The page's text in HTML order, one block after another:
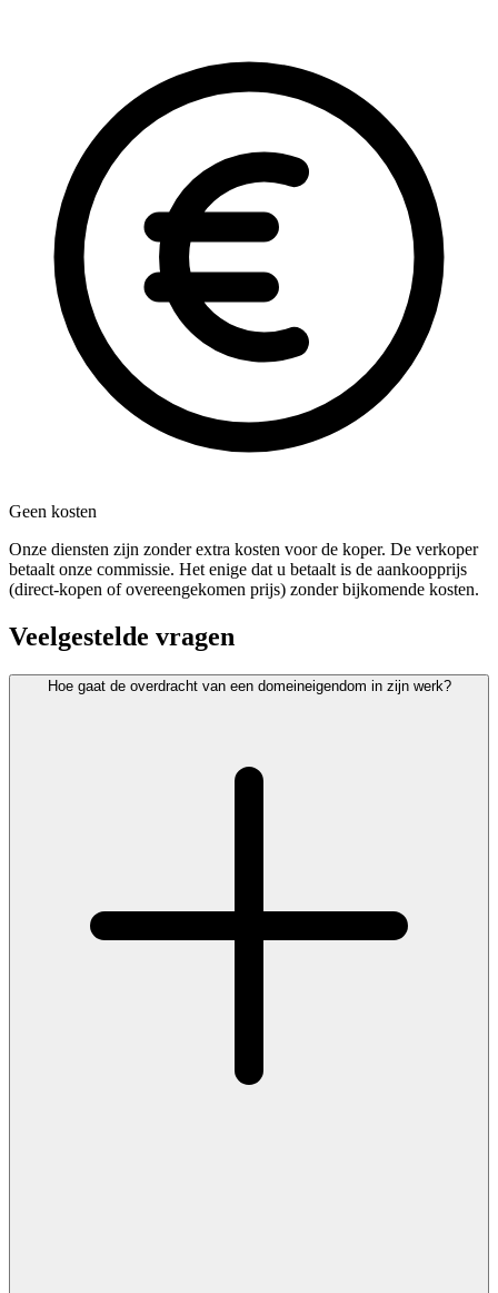
Geen kosten
Onze diensten zijn zonder extra kosten voor de koper. De verkoper
betaalt onze commissie. Het enige dat u betaalt is de aankoopprijs
(direct-kopen of overeengekomen prijs) zonder bijkomende kosten.
Veelgestelde vragen
Hoe gaat de overdracht van een domeineigendom in zijn werk?